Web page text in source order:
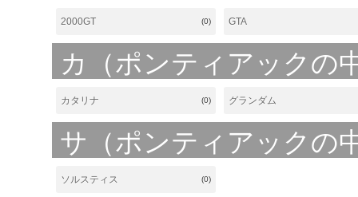
2000GT (0) GTA
カ（ポンティアックの
カタリナ (0) グランダム
サ（ポンティアックの
ソルスティス (0)